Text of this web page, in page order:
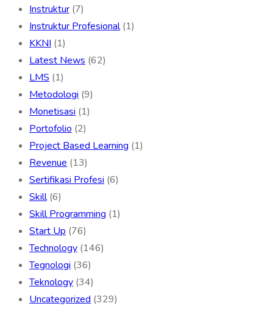
Instruktur (7)
Instruktur Profesional(1)
KKNI (1)
Latest News (62)
LMS (1)
Metodologi (9)
Monetisasi (1)
Portofolio (2)
Project Based Learning (1)
Revenue (13)
Sertifikasi Profesi (6)
Skill(6)
Skill Programming (1)
Start Up (76)
Technology (146)
Tegnologi (36)
Teknology (34)
Uncategorized (329)